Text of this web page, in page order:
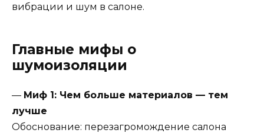
вибрации и шум в салоне.
Главные мифы о
шумоизоляции
— Миф 1: Чем больше материалов — тем
лучше
Обоснование: перезагромождение салона